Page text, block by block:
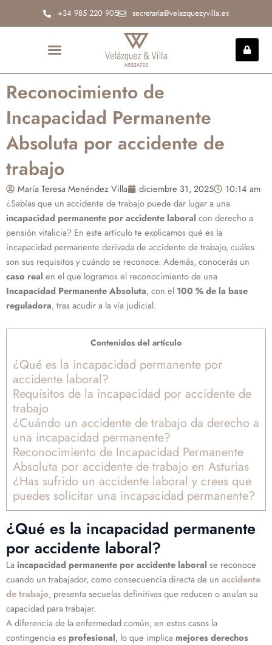
+34 985 220 905 secretaria@velazquezyvilla.es
Reconocimiento de
Incapacidad Permanente
Absoluta por accidente de
trabajo
María Teresa Menéndez Villa diciembre 31, 2025
10:14 am
¿Sabías que un accidente de trabajo puede dar lugar a una
incapacidad permanente por accidente laboral con derecho a
pensión vitalicia? En este artículo te explicamos qué es la
incapacidad permanente derivada de accidente de trabajo, cuáles
son sus requisitos y cuándo se reconoce. Además, conocerás un
caso real en el que logramos el reconocimiento de una
Incapacidad Permanente Absoluta, con el 100 % de la base
reguladora, tras acudir a la vía judicial.
Contenidos del artículo
¿Qué es la incapacidad permanente por
accidente laboral?
Requisitos de la incapacidad por accidente de
trabajo
¿Cuándo un accidente de trabajo da derecho a
una incapacidad permanente?
Reconocimiento de Incapacidad Permanente
Absoluta por accidente de trabajo en Asturias
¿Has sufrido un accidente laboral y crees que
puedes solicitar una incapacidad permanente?
¿Qué es la incapacidad permanente
por accidente laboral?
La incapacidad permanente por accidente laboral se reconoce
cuando un trabajador, como consecuencia directa de un accidente
de trabajo, presenta secuelas definitivas que reducen o anulan su
capacidad para trabajar.
A diferencia de la enfermedad común, en estos casos la
contingencia es profesional, lo que implica mejores derechos